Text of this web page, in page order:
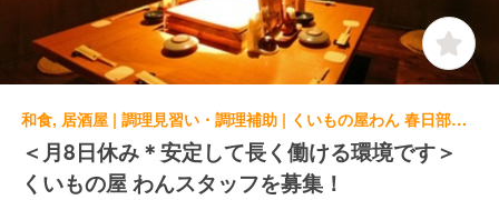
和食, 居酒屋 | 調理見習い・調理補助 | くいもの屋わん 春日部店(埼玉県春日部市)
＜月8日休み＊安定して長く働ける環境です＞
くいもの屋 わんスタッフを募集！